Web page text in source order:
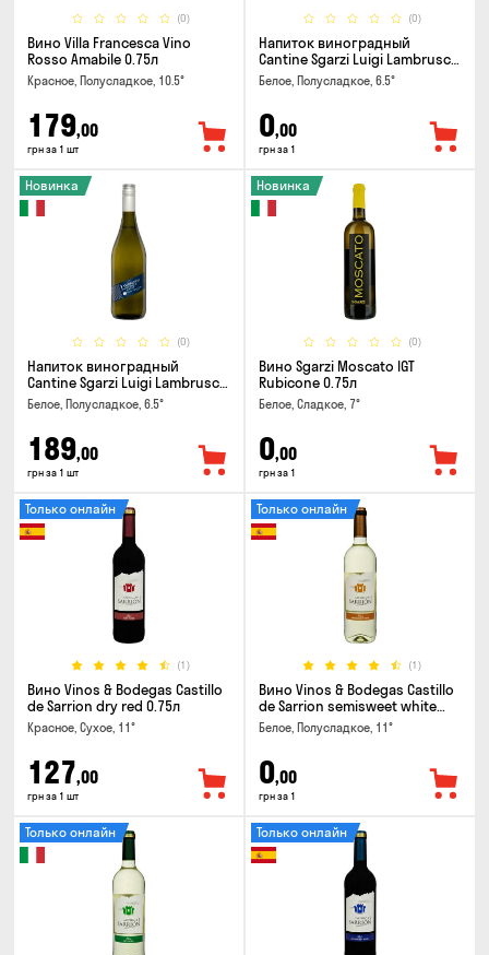
(0)
Вино Villa Francesca Vino
Rosso Amabile 0.75л
Красное, Полусладкое, 10.5°
179,00
грн за 1 шт
(0)
Напиток виноградный
Cantine Sgarzi Luigi Lambrusco
IGT Emilia Bianca Frizziante
0.75л
Белое, Полусладкое, 6.5°
0,00
грн за 1
(0)
Новинка
Напиток виноградный
Cantine Sgarzi Luigi Lambrusco
IGT Emilia Bianca Frizziante
0.75л
Белое, Полусладкое, 6.5°
189,00
грн за 1 шт
(0)
Новинка
Вино Sgarzi Moscato IGT
Rubicone 0.75л
Белое, Сладкое, 7°
0,00
грн за 1
(1)
Только онлайн
Вино Vinos & Bodegas Castillo
de Sarrion dry red 0.75л
Красное, Сухое, 11°
127,00
грн за 1 шт
(1)
Только онлайн
Вино Vinos & Bodegas Castillo
de Sarrion semisweet white
0.75л
Белое, Полусладкое, 11°
0,00
грн за 1
Только онлайн Только онлайн